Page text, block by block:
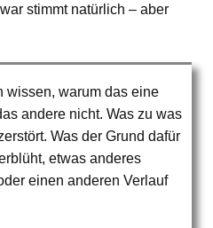
stimmt natürlich – aber
wissen, warum das eine
andere nicht. Was zu was
Was der Grund dafür
etwas anderes
einen anderen Verlauf